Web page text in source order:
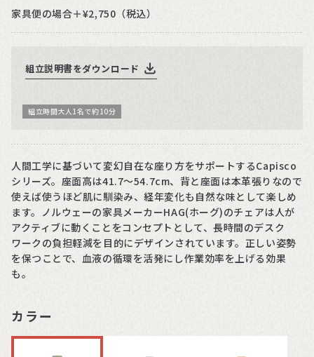
家具便の場合＋¥2,750（税込）
組立説明書をダウンロード
組立時間大人1名で約10分
人間工学に基づいて変幻自在な座り方をサポートするCapisco
シリーズ。座面高は41.7〜54.7cm、背と座面は本革張りなので
使えば使うほど肌に馴染み、経年変化も自然な味として楽しめ
ます。ノルウェーの家具メーカーHAG(ホーグ)のチェアは人が
アクティブに動くことをコンセプトとして、長時間のデスク
ワークの負担軽減を目的にデザインされています。正しい姿勢
を保つことで、血液の循環を活発にし作業効率を上げる効果
も。
カラー